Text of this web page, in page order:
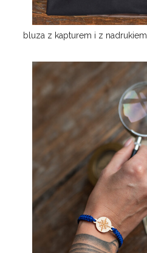
bluza z kapturem i z nadrukiem